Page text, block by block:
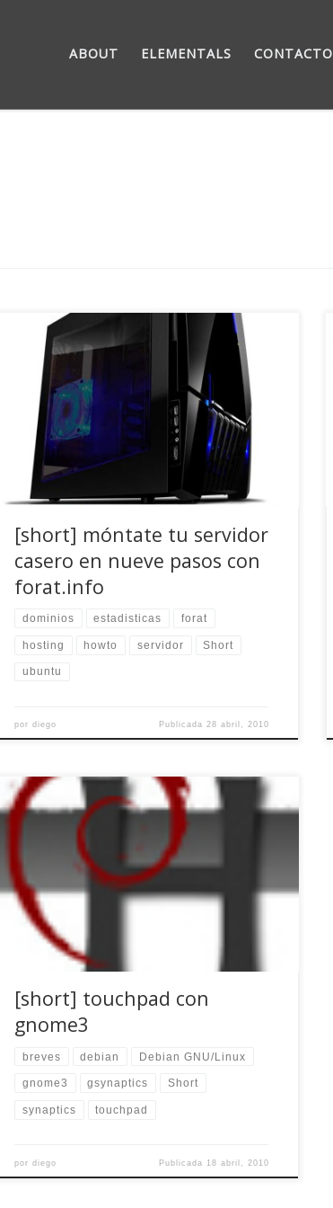
ABOUT ELEMENTALS CONTACTO
Forat, el 50% de la mitad del podcast de
daboblog ha terminado con su Project2010, una
completa guía para instalar, configurar y poner
en producción un servidor casero de páginas
web. A lo largo de nueve volúmenes, y de una
forma didáctica y muy gráfica, forat explica
cómo instalar Linux […]
[short] móntate tu servidor
casero en nueve pasos con
forat.info
dominios estadisticas forat
hosting howto servidor Short
ubuntu
pordiego Publicada 28 abril, 2010
No sé muy bien el motivo, pero fue instalar
gnome3 y notar como el touchpad se
independizaba y aplicaba sus propias leyes.
Pasó de permitir scrolls verticales con dos
dedos, doble clic, clic con el botón derecho y el
tipo de funciones esperadas en este dispositivo,
a no reconocer el […]
[short] touchpad con
gnome3
breves debian Debian GNU/Linux
gnome3 gsynaptics Short
synaptics touchpad
pordiego Publicada 18 abril, 2010